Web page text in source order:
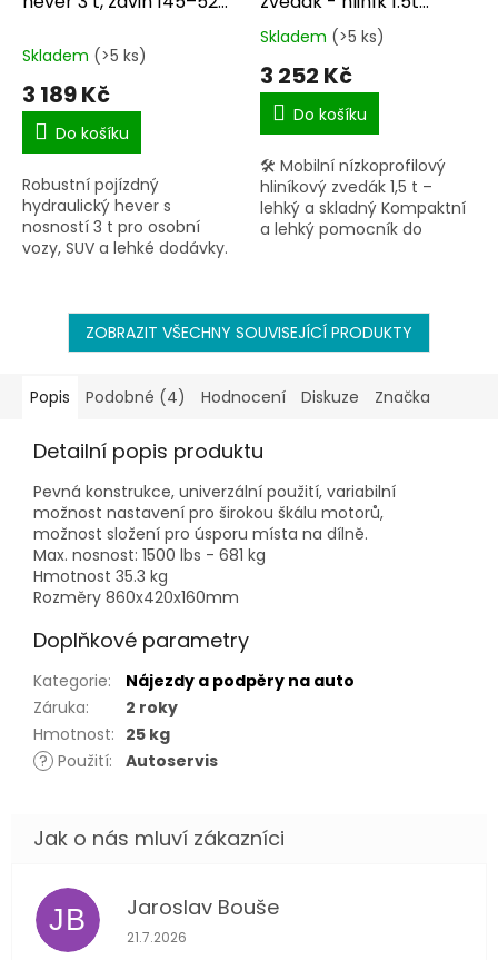
Skladem (>5 ks)
3 189 Kč
Do košíku
Robustní pojízdný
hydraulický hever s
nosností 3 t pro osobní
vozy, SUV a lehké dodávky.
stabilní konstrukci a
pohodlné ovládání...
T815016L
Průměrné
hodnocení
produktu
5,0
5
hvězdiček.
Skladem (>5 ks)
3 252 Kč
Do košíku
🛠 Mobilní nízkoprofilový
hliníkový zvedák 1,5 t –
lehký a skladný Kompaktní
a lehký pomocník do
ZOBRAZIT VŠECHNY SOUVISEJÍCÍ PRODUKTY
Popis Podobné (4) Hodnocení Diskuze Značka
Detailní popis produktu
Pevná konstrukce, univerzální použití, variabilní
možnost nastavení pro širokou škálu motorů,
možnost složení pro úsporu místa na dílně.
Max. nosnost: 1500 lbs - 681 kg
Hmotnost 35.3 kg
Rozměry 860x420x160mm
Doplňkové parametry
Kategorie:
Nájezdy a podpěry na auto
Záruka:
2 roky
Hmotnost: 25 kg
? Použití: Autoservis
JB Jaroslav Bouše
Hodnocení obchodu je 5 z 5 hvězdiček.
21.7.2026